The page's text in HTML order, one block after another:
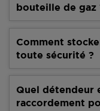
bouteille de gaz
Comment
toute sécurité ?
Quel détendeur
raccordement